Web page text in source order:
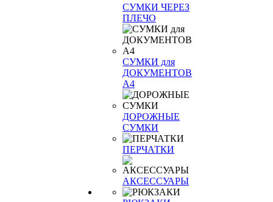
СУМКИ ЧЕРЕЗ
ПЛЕЧО
СУМКИ для
ДОКУМЕНТОВ
А4
ДОРОЖНЫЕ
СУМКИ
ПЕРЧАТКИ
АКСЕССУАРЫ